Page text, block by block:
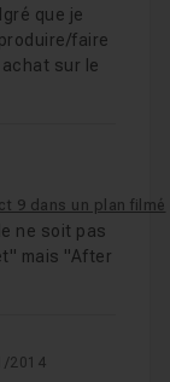
que je
faire
sur le
9 dans un plan filmé
ne soit pas
mais "After
2014